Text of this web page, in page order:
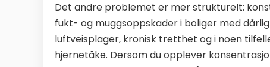
Det andre problemet er mer strukturelt:
fukt- og muggsoppskader i boliger med
luftveisplager, kronisk tretthet og i noen
hjernetåke. Dersom du opplever